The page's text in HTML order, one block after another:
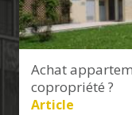
Achat
copropriété ?
Article